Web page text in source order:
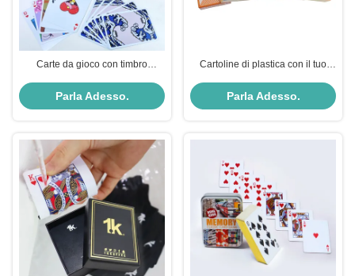
Carte da gioco con timbro
l'apprendimento e la stampa su
misura
Parla Adesso.
Cartoline di plastica con il tuo
63x88mm O personalizzato
Parla Adesso.